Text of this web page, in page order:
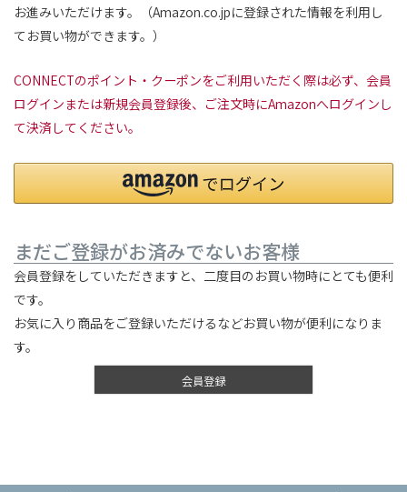
お進みいただけます。（Amazon.co.jpに登録された情報を利用し
てお買い物ができます。）
CONNECTのポイント・クーポンをご利用いただく際は必ず、会員
ログインまたは新規会員登録後、ご注文時にAmazonへログインし
て決済してください。
まだご登録がお済みでないお客様
会員登録をしていただきますと、二度目のお買い物時にとても便利
です。
お気に入り商品をご登録いただけるなどお買い物が便利になりま
す。
会員登録